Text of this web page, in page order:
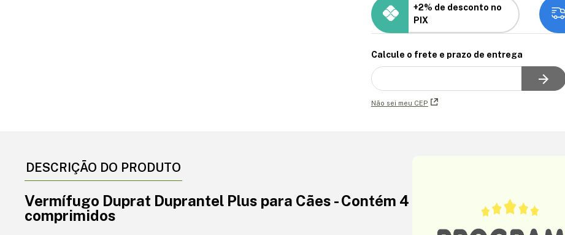
+2% de desconto no
PIX
Calcule o frete e prazo de entrega
Não sei meu CEP
DESCRIÇÃO DO PRODUTO
Vermífugo Duprat Duprantel Plus para Cães - Contém 4
comprimidos